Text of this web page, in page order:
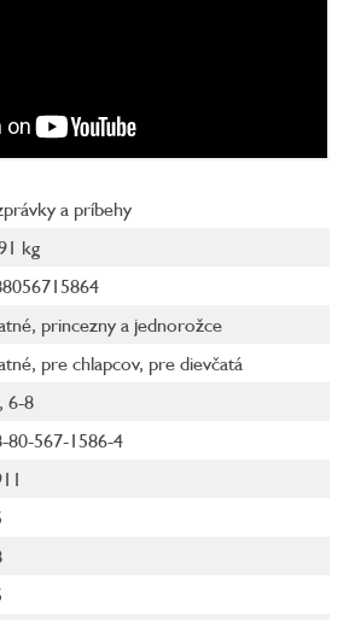
a príbehy
kg
, princezny a jednorožce
, pre chlapcov, pre dievčatá
, 6-8
80-567-1586-4